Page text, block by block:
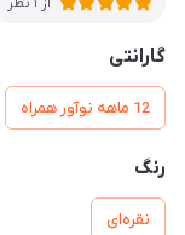
گارانتی
12 ماهه نوآور همراه
رنگ
نقره‌ای